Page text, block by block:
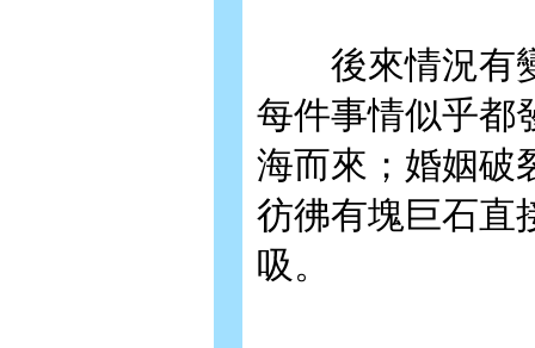
後來情況有變
每件事情似乎都
海而來；婚姻破
彷彿有塊巨石直
吸。